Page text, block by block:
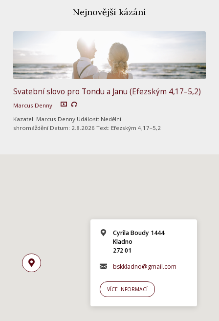
Nejnovější kázání
Svatební slovo pro Tondu a Janu (Efezským 4,17–5,2)
Marcus Denny
Kazatel: Marcus Denny Událost: Nedělní
shromáždění Datum: 2.8.2026 Text: Efezským 4,17–5,2
Cyrila Boudy 1444
Kladno
272 01
bskkladno@gmail.com
VÍCE INFORMACÍ